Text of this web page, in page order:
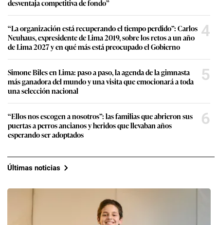
desventaja competitiva de fondo”
“La organización está recuperando el tiempo perdido”: Carlos
Neuhaus, expresidente de Lima 2019, sobre los retos a un año
de Lima 2027 y en qué más está preocupado el Gobierno
4
Simone Biles en Lima: paso a paso, la agenda de la gimnasta
más ganadora del mundo y una visita que emocionará a toda
una selección nacional
5
“Ellos nos escogen a nosotros”: las familias que abrieron sus
puertas a perros ancianos y heridos que llevaban años
esperando ser adoptados
6
Últimas noticias